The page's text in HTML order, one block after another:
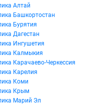
Алтай
Башкортостан
Бурятия
Дагестан
Ингушетия
Калмыкия
Карачаево-Черкессия
Карелия
Коми
Крым
Марий Эл